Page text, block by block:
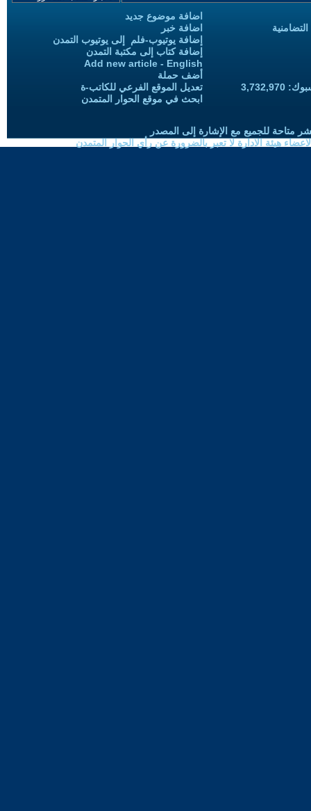
اضافة موضوع جديد
اضافة خبر
إضافة يوتيوب-فلم إلى يوتيوب التمدن
إضافة كتاب إلى مكتبة التمدن
Add new article - English
أضف حملة
تعديل الموقع الفرعي للكاتب-ة
ابحث في موقع الحوار المتمدن
متاحة للجميع مع الإشارة إلى المصدر
هيئة الادارة لا تعبر بالضرورة عن رأي الحوار المتمدن